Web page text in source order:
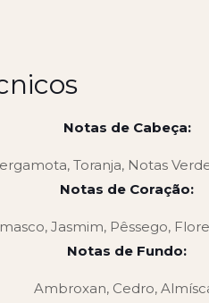
Notas de Cabeça:
Toranja, Notas
Notas de Coração:
Jasmim, Pêssego,
Notas de Fundo:
Ambroxan, Cedro,